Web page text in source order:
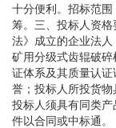
十分便利。招标范
筹。三、投标人资
法》成立的企业法
矿用分级式齿辊破
证体系及其质量认
誉；投标人所投货物
投标人须具有同类
件以合同或中标通。